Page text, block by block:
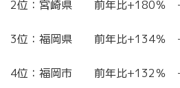
2位：宮崎県 前年比+180％
3位：福岡県 前年比+134％
4位：福岡市 前年比+132％